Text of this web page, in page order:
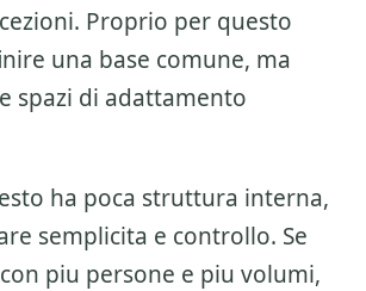
Proprio per questo
una base comune, ma
spazi di adattamento
ha poca struttura interna,
semplicita e controllo. Se
piu persone e piu volumi,